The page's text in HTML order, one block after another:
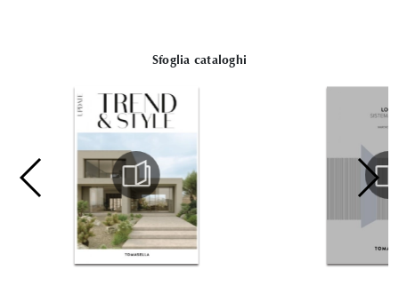
Sfoglia cataloghi